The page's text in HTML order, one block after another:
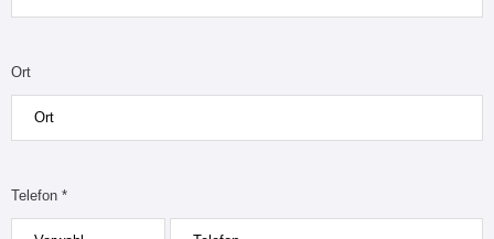
Ort
Telefon *